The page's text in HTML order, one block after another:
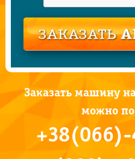
Заказать машину
можно по
+38(066)-